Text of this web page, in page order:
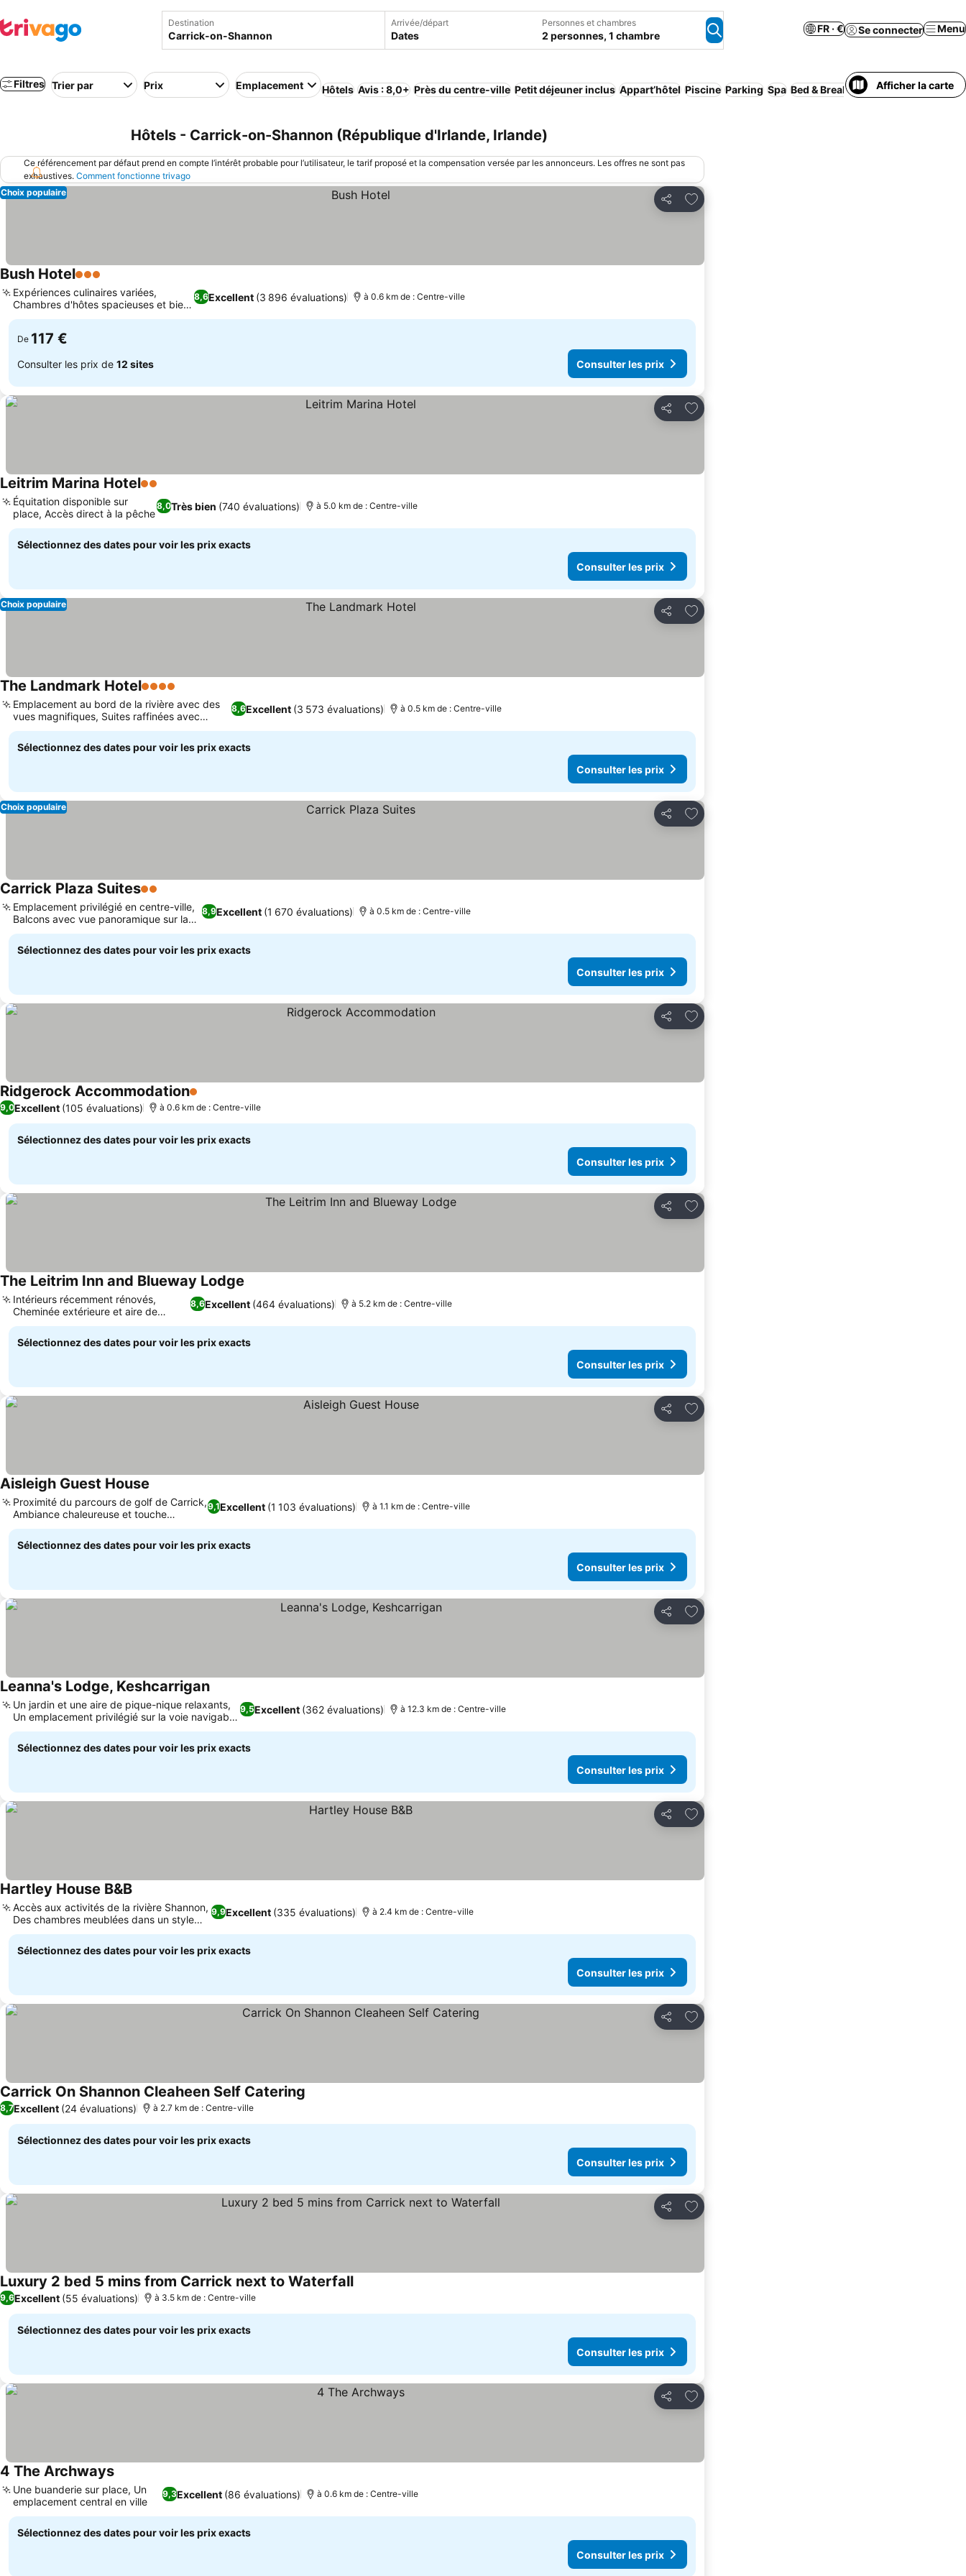
Destination Arrivée/départ
Dates
Personnes et chambres
2 personnes, 1 chambre
FR · € Se connecter Menu
Filtres Trier par Prix Emplacement Hôtels Avis : 8,0+ Près du centre-ville Petit déjeuner inclus Appart’hôtel Piscine Parking Spa Bed & Breakfast Wi-Fi Maison/
Afficher la carte
Hôtels - Carrick-on-Shannon (République d'Irlande, Irlande)
Ce référencement par défaut prend en compte l’intérêt probable pour l’utilisateur, le tarif proposé et la compensation versée par les annonceurs. Les offres ne sont pas
exhaustives. Comment fonctionne trivago
Partager
Ajouter à mes favoris
Choix populaire
Bush Hotel3 Étoiles
8,6Excellent (3 896 évaluations)
Expériences culinaires variées,
Chambres d'hôtes spacieuses et bien
équipées
à 0.6 km de : Centre-ville
De 117 €
Consulter les prix de 12 sites Consulter les prix
Partager
Ajouter à mes favoris
Leitrim Marina Hotel2 Étoiles
8,0Très bien (740 évaluations)
Équitation disponible sur
place, Accès direct à la pêche
à 5.0 km de : Centre-ville
Sélectionnez des dates pour voir les prix exacts
Consulter les prix
Partager
Ajouter à mes favoris
Choix populaire
The Landmark Hotel4 Étoiles
8,6Excellent (3 573 évaluations)
Emplacement au bord de la rivière avec des
vues magnifiques, Suites raffinées avec
baignoires à remous
à 0.5 km de : Centre-ville
Sélectionnez des dates pour voir les prix exacts
Consulter les prix
Partager
Ajouter à mes favoris
Choix populaire
Carrick Plaza Suites2 Étoiles
8,9Excellent (1 670 évaluations)
Emplacement privilégié en centre-ville,
Balcons avec vue panoramique sur la
rivière
à 0.5 km de : Centre-ville
Sélectionnez des dates pour voir les prix exacts
Consulter les prix
Partager
Ajouter à mes favoris
Ridgerock Accommodation1 Étoiles
9,0Excellent (105 évaluations) à 0.6 km de : Centre-ville
Sélectionnez des dates pour voir les prix exacts
Consulter les prix
Partager
Ajouter à mes favoris
The Leitrim Inn and Blueway Lodge
8,6Excellent (464 évaluations)
Intérieurs récemment rénovés,
Cheminée extérieure et aire de
pique-nique
à 5.2 km de : Centre-ville
Sélectionnez des dates pour voir les prix exacts
Consulter les prix
Partager
Ajouter à mes favoris
Aisleigh Guest House
9,1Excellent (1 103 évaluations)
Proximité du parcours de golf de Carrick,
Ambiance chaleureuse et touche
personnelle
à 1.1 km de : Centre-ville
Sélectionnez des dates pour voir les prix exacts
Consulter les prix
Partager
Ajouter à mes favoris
Leanna's Lodge, KeshcarriganConsulter les prix
9,5Excellent (362 évaluations)
Un jardin et une aire de pique-nique relaxants,
Un emplacement privilégié sur la voie navigable
Shannon-Erne
à 12.3 km de : Centre-ville
Sélectionnez des dates pour voir les prix exacts
Consulter les prix
Partager
Ajouter à mes favoris
Hartley House B&BConsulter les prix
9,9Excellent (335 évaluations)
Accès aux activités de la rivière Shannon,
Des chambres meublées dans un style
ancien
à 2.4 km de : Centre-ville
Sélectionnez des dates pour voir les prix exacts
Consulter les prix
Partager
Ajouter à mes favoris
Carrick On Shannon Cleaheen Self Catering
8,7Excellent (24 évaluations) à 2.7 km de : Centre-ville
Sélectionnez des dates pour voir les prix exacts
Consulter les prix
Partager
Ajouter à mes favoris
Luxury 2 bed 5 mins from Carrick next to WaterfallConsulter les prix
9,6Excellent (55 évaluations) à 3.5 km de : Centre-ville
Sélectionnez des dates pour voir les prix exacts
Consulter les prix
Partager
Ajouter à mes favoris
4 The ArchwaysConsulter les prix
9,3Excellent (86 évaluations)
Une buanderie sur place, Un
emplacement central en ville
à 0.6 km de : Centre-ville
Sélectionnez des dates pour voir les prix exacts
Consulter les prix